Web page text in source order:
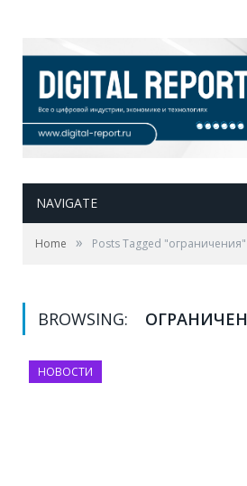
NAVIGATE
Home » Posts Tagged "ограничения"
BROWSING:
НОВОСТИ